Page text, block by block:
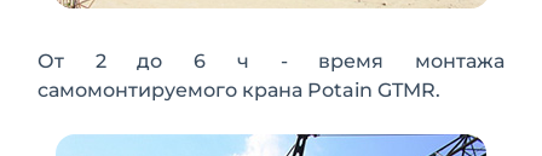
От 2 до 6 ч - время монтажа
самомонтируемого крана Potain GTMR.